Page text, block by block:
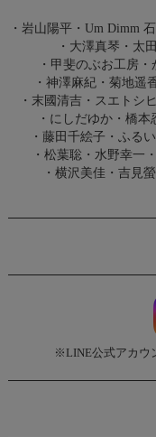
・ 岩山陽平・ Um Dimm
・ 大澤真琴 ・ 太
・ 甲斐のぶお工房 ・
・ 神澤麻紀・ 菊地遥
・ 末國清吉 ・ スエトシ
・ にしだゆか ・ 橋本
・ 藤田千絵子 ・ ふる
・ 松葉聡 ・ 水野幸一 ・
・ 横沢美佳 ・ 吉見
※LINE公式アカウ